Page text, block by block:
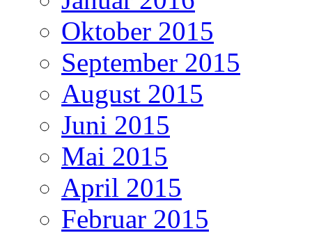
Oktober 2015
September 2015
August 2015
Juni 2015
Mai 2015
April 2015
Februar 2015